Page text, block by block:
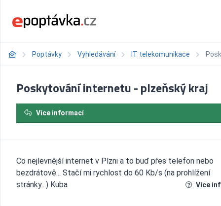
Poptávky Vyhledávání IT telekomunikace
Poskytování internetu - plzeňský kraj
Více informací
Co nejlevnější internet v Plzni a to buď přes telefon nebo
bezdrátově... Stačí mi rychlost do 60 Kb/s (na prohlížení
stránky...) Kuba
Více